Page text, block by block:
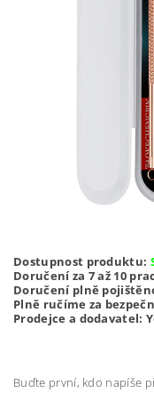
Dostupnost produktu:
Doručení za 7 až 10
Doručení plně
Plně ručíme za
Prodejce a dodavatel:
Buďte první, kdo napíše